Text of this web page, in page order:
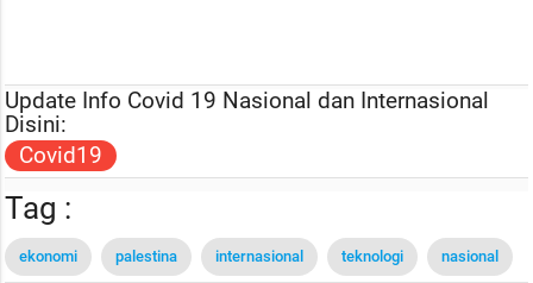
Update Info Covid 19 Nasional dan Internasional
Disini:
Covid19
Tag :
ekonomi palestina internasional teknologi nasional